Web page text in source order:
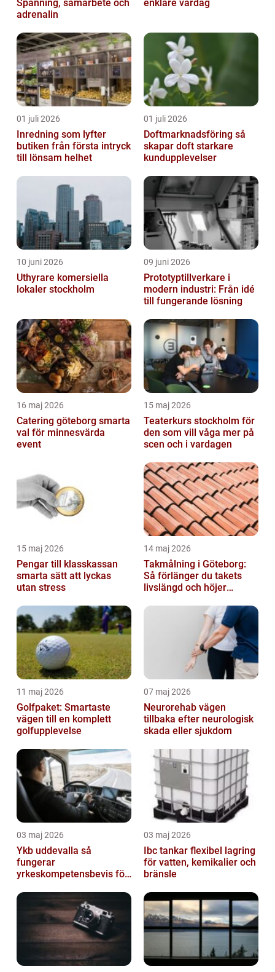
Spänning, samarbete och
adrenalin
enklare vardag
01 juli 2026
Inredning som lyfter
butiken från första intryck
till lönsam helhet
01 juli 2026
Doftmarknadsföring så
skapar doft starkare
kundupplevelser
10 juni 2026
Uthyrare komersiella
lokaler stockholm
09 juni 2026
Prototyptillverkare i
modern industri: Från idé
till fungerande lösning
16 maj 2026
Catering göteborg smarta
val för minnesvärda
event
15 maj 2026
Teaterkurs stockholm för
den som vill våga mer på
scen och i vardagen
15 maj 2026
Pengar till klasskassan
smarta sätt att lyckas
utan stress
14 maj 2026
Takmålning i Göteborg:
Så förlänger du takets
livslängd och höjer
11 maj 2026
Golfpaket: Smartaste
vägen till en komplett
golfupplevelse
07 maj 2026
Neurorehab vägen
tillbaka efter neurologisk
skada eller sjukdom
03 maj 2026
Ykb uddevalla så
fungerar
yrkeskompetensbevis för
03 maj 2026
Ibc tankar flexibel lagring
för vatten, kemikalier och
bränsle